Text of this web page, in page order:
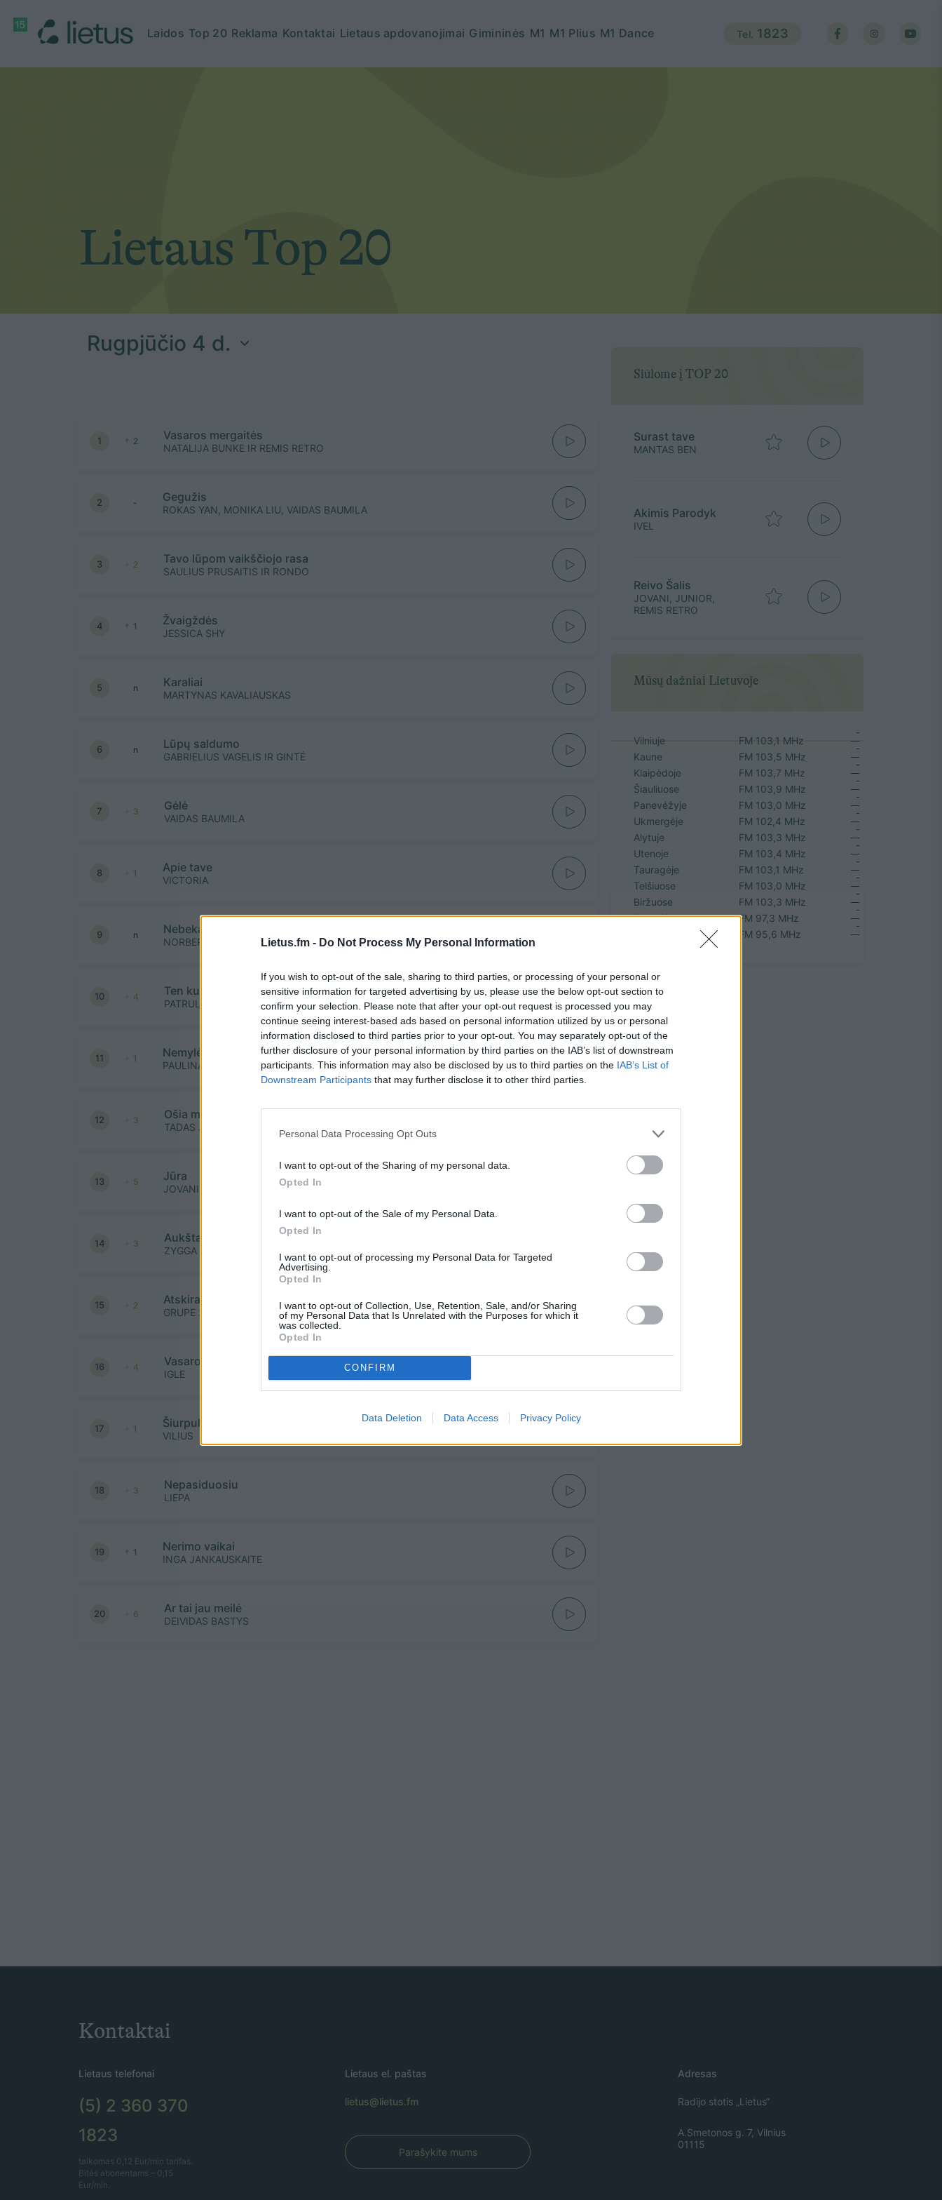
Lietus.fm - Do Not Process My Personal Information
If you wish to opt-out of the sale, sharing to third parties, or processing of your personal or
sensitive information for targeted advertising by us, please use the below opt-out section to
confirm your selection. Please note that after your opt-out request is processed you may
continue seeing interest-based ads based on personal information utilized by us or personal
information disclosed to third parties prior to your opt-out. You may separately opt-out of the
further disclosure of your personal information by third parties on the IAB’s list of downstream
participants. This information may also be disclosed by us to third parties on the IAB’s List of
Downstream Participants that may further disclose it to other third parties.
Personal Data Processing Opt Outs
I want to opt-out of the Sharing of my personal data.
Opted In
I want to opt-out of the Sale of my Personal Data.
Opted In
I want to opt-out of processing my Personal Data for Targeted
Advertising.
Opted In
I want to opt-out of Collection, Use, Retention, Sale, and/or Sharing
of my Personal Data that Is Unrelated with the Purposes for which it
was collected.
Opted In
CONFIRM
Data Deletion Data Access Privacy Policy
Laidos Top 20 Reklama Kontaktai Lietaus apdovanojimai Gimininės M1 M1 Plius M1 Dance Tel. 1823
Lietaus Top 20
Rugpjūčio 4 d.
1 2 Vasaros mergaitės
NATALIJA BUNKE IR REMIS RETRO
2 - Gegužis
ROKAS YAN, MONIKA LIU, VAIDAS BAUMILA
3 2 Tavo lūpom vaikščiojo rasa
SAULIUS PRUSAITIS IR RONDO
4 1 Žvaigždės
JESSICA SHY
5 n Karaliai
MARTYNAS KAVALIAUSKAS
6 n Lūpų saldumo
GABRIELIUS VAGELIS IR GINTĖ
7 3 Gėlė
VAIDAS BAUMILA
8 1 Apie tave
VICTORIA
9 n Nebekartoti klaidų
NORBERTAS
10 4 Ten kur paklydom
PATRULIAI
11 1 Nemylėjau
PAULINA PAUKSTAITYTE
12 3 Ošia miškai
TADAS JUODSNUKIS
13 5 Jūra
JOVANI IR TAJA
14 3 Aukštai
ZYGGA
15 2 Atskirai sunku
GRUPE 2
16 4 Vasaros laužai
IGLE
17 1 Šiurpuliukai
VILIUS
18 3 Nepasiduosiu
LIEPA
19 1 Nerimo vaikai
INGA JANKAUSKAITE
20 6 Ar tai jau meilė
DEIVIDAS BASTYS
Siūlome į TOP 20
Surast tave
MANTAS BEN
Akimis Parodyk
IVEL
Reivo Šalis
JOVANI, JUNIOR,
REMIS RETRO
Mūsų dažniai Lietuvoje
Vilniuje
FM 103,1 MHz
Kaune
FM 103,5 MHz
Klaipėdoje
FM 103,7 MHz
Šiauliuose
FM 103,9 MHz
Panevėžyje
FM 103,0 MHz
Ukmergėje
FM 102,4 MHz
Alytuje
FM 103,3 MHz
Utenoje
FM 103,4 MHz
Tauragėje
FM 103,1 MHz
Telšiuose
FM 103,0 MHz
Biržuose
FM 103,3 MHz
Plungėje
FM 97,3 MHz
FM 95,6 MHz
Kontaktai
Lietaus telefonai
(5) 2 360 370
1823
taikomas 0,12 Eur/min tarifas.
Bitės abonentams – 0,15
Eur/min.
Lietaus el. paštas
lietus@lietus.fm
Parašykite mums
Adresas
Radijo stotis „Lietus“
A.Smetonos g. 7, Vilnius
01115